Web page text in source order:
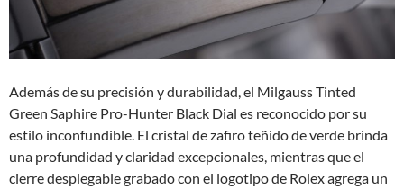
Además de su precisión y durabilidad, el Milgauss Tinted
Green Saphire Pro-Hunter Black Dial es reconocido por su
estilo inconfundible. El cristal de zafiro teñido de verde brinda
una profundidad y claridad excepcionales, mientras que el
cierre desplegable grabado con el logotipo de Rolex agrega un